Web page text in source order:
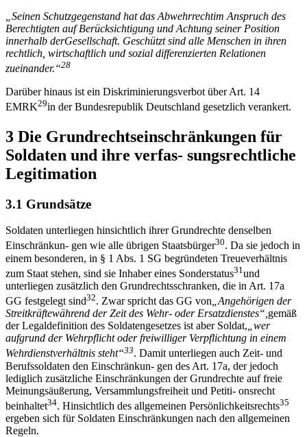
Seinen Schutzgegenstand hat das Abwehrrechtim Anspruch des
Berechtigten auf Berücksichtigung und Achtung seiner Position
innerhalb derGesellschaft. Geschützt sind alle Menschen in ihren
rechtlich, wirtschaftlich und sozial differenzierten Relationen
zueinander.“28
Darüber hinaus ist ein Diskriminierungsverbot über Art. 14
EMRK29in der Bundesrepublik Deutschland gesetzlich verankert.
3 Die Grundrechtseinschränkungen für
Soldaten und ihre verfas- sungsrechtliche
Legitimation
3.1 Grundsätze
Soldaten unterliegen hinsichtlich ihrer Grundrechte denselben
Einschränkun- gen wie alle übrigen Staatsbürger30. Da sie jedoch in
einem besonderen, in § 1 Abs. 1 SG begründeten Treueverhältnis
zum Staat stehen, sind sie Inhaber eines Sonderstatus31 und
unterliegen zusätzlich den Grundrechtsschranken, die in Art. 17a
GG festgelegt sind32. Zwar spricht das GG von Angehörigen der
Streitkräftewährend der Zeit des Wehr- oder Ersatzdienstes“ gemäß
der Legaldefinition des Soldatengesetzes ist aber Soldat, wer
aufgrund der Wehrpflicht oder freiwilliger Verpflichtung in einem
Wehrdienstverhältnis steht“33. Damit unterliegen auch Zeit- und
Berufssoldaten den Einschränkun- gen des Art. 17a, der jedoch
lediglich zusätzliche Einschränkungen der Grundrechte auf freie
Meinungsäußerung, Versammlungsfreiheit und Petiti- onsrecht
beinhaltet34. Hinsichtlich des allgemeinen Persönlichkeitsrechts35
ergeben sich für Soldaten Einschränkungen nach den allgemeinen
Regeln.